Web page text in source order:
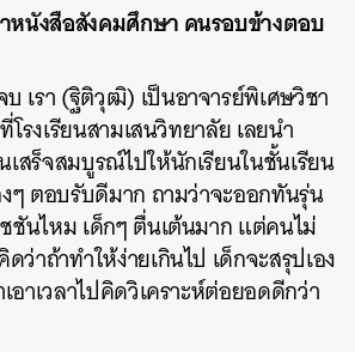
หนังสือสังคมศึกษา คนรอบข้างตอบ
บ เรา (ฐิติวุฒิ) เป็นอาจารย์พิเศษวิชา
รงเรียนสามเสนวิทยาลัย เลยนำ
สร็จสมบูรณ์ไปให้นักเรียนในชั้นเรียน
ๆ ตอบรับดีมาก ถามว่าจะออกทันรุ่น
ชันไหม เด็กๆ ตื่นเต้นมาก แต่คนไม่
ว่าถ้าทำให้ง่ายเกินไป เด็กจะสรุปเอง
อาเวลาไปคิดวิเคราะห์ต่อยอดดีกว่า